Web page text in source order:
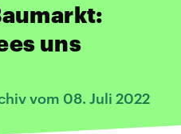
uns
vom 08. Juli 2022